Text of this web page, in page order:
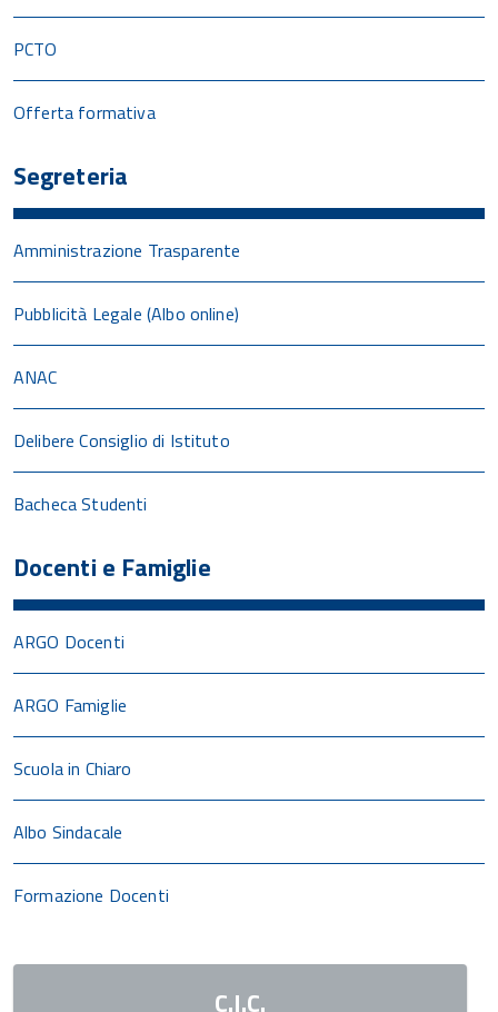
PCTO
Offerta formativa
Segreteria
Amministrazione Trasparente
Pubblicità Legale (Albo online)
ANAC
Delibere Consiglio di Istituto
Bacheca Studenti
Docenti e Famiglie
ARGO Docenti
ARGO Famiglie
Scuola in Chiaro
Albo Sindacale
Formazione Docenti
C.I.C.